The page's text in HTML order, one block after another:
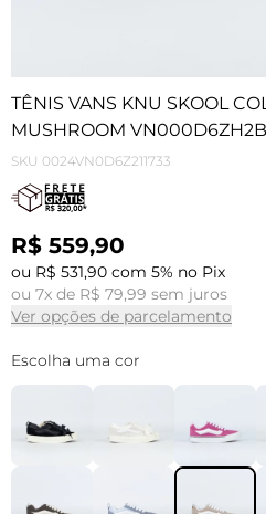
TÊNIS VANS KNU SKOOL
MUSHROOM VN000D6ZH2B
SKU 0024VN0D6Z211733
R$ 559,90
ou R$ 531,90 com 5% no Pix
ou 7x de R$ 79,99 sem juros
Ver opções de parcelamento
Escolha uma cor